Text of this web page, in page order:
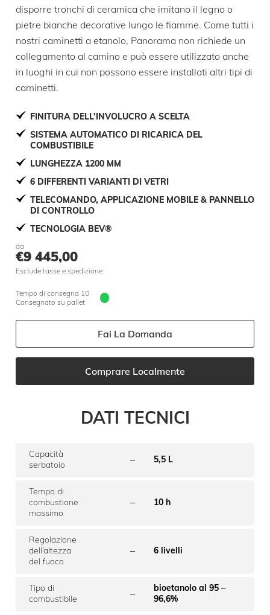
disporre tronchi di ceramica che imitano il legno o
pietre bianche decorative lungo le fiamme. Come tutti i
nostri caminetti a etanolo, Panorama non richiede un
collegamento al camino e può essere utilizzato anche
in luoghi in cui non possono essere installati altri tipi di
caminetti.
FINITURA DELL’INVOLUCRO A SCELTA
SISTEMA AUTOMATICO DI RICARICA DEL
COMBUSTIBILE
LUNGHEZZA 1200 MM
6 DIFFERENTI VARIANTI DI VETRI
TELECOMANDO, APPLICAZIONE MOBILE & PANNELLO
DI CONTROLLO
TECNOLOGIA BEV®
da
€9 445,00
Esclude tasse e spedizione
Tempo di consegna 10 giorni
Consegnato su pallet
Fai La Domanda
Comprare Localmente
DATI TECNICI
Capacità
serbatoio
– 5,5 L
Tempo di
combustione
massimo
– 10 h
Regolazione
dell’altezza
del fuoco
– 6 livelli
Tipo di
combustibile
–
bioetanolo al 95 –
96,6%